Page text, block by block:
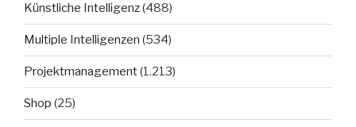
Künstliche Intelligenz(488)
Multiple Intelligenzen (534)
Projektmanagement(1.213)
Shop (25)